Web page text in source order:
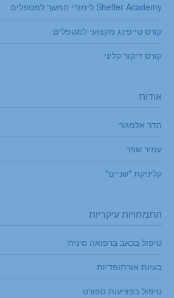
Sheffer Academy לימודי המשך למטפלים
קורס טייפינג מקצועי למטפלים
קורס דיקור קליני
אודות
הדר אלמגור
עמיר שפר
קליניקת "שניים"
התמחויות עיקריות
טיפול בכאב ברפואה סינית
בעיות אורתופדיות
טיפול בפציעות ספורט